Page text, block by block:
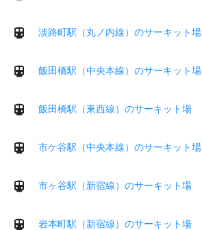
淡路町駅（丸ノ内線）のサーキット場
飯田橋駅（中央本線）のサーキット場
飯田橋駅（東西線）のサーキット場
市ケ谷駅（中央本線）のサーキット場
市ヶ谷駅（新宿線）のサーキット場
岩本町駅（新宿線）のサーキット場